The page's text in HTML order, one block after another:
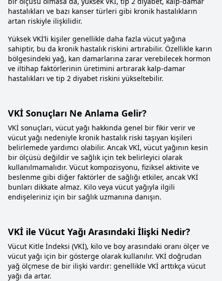
hastalıkları ve bazı kanser türleri gibi kronik hastalıkların
artan riskiyle ilişkilidir.
Yüksek VKİ’li kişiler genellikle daha fazla vücut yağına
sahiptir, bu da kronik hastalık riskini artırabilir. Özellikle karın
bölgesindeki yağ, kan damarlarına zarar verebilecek hormon
ve iltihap faktörlerinin üretimini artırarak kalp-damar
hastalıkları ve tip 2 diyabet riskini yükseltebilir.
VKİ Sonuçları Ne Anlama Gelir?
VKİ sonuçları, vücut yağı hakkında genel bir fikir verir ve
vücut yağı nedeniyle kronik hastalık riski taşıyan kişileri
belirlemede yardımcı olabilir. Ancak VKİ, vücut yağının kesin
bir ölçüsü değildir ve sağlık için tek belirleyici olarak
kullanılmamalıdır. Vücut kompozisyonu, fiziksel aktivite ve
beslenme gibi diğer faktörler de sağlığı etkiler, ancak VKİ
bunları dikkate almaz. Kilo veya vücut yağıyla ilgili
endişeleriniz için bir sağlık uzmanına danışın.
VKİ ile Vücut Yağı Arasındaki İlişki Nedir?
Vücut Kitle İndeksi (VKİ), kilo ve boy arasındaki oranı ölçer ve
vücut yağı için bir gösterge olarak kullanılır. VKİ doğrudan
yağ ölçmese de bir ilişki vardır: genellikle VKİ arttıkça vücut
yağı da artar.